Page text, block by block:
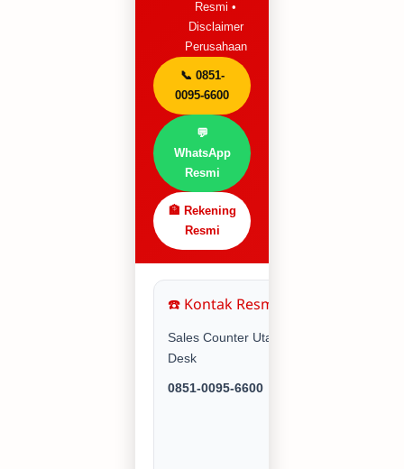
Resmi •
Disclaimer
Perusahaan
📞 0851-
0095-6600
💬
WhatsApp
Resmi
🏦 Rekening
Resmi
☎️ Kontak Resmi Utama
Sales Counter Utama & Service
Desk
0851-0095-6600